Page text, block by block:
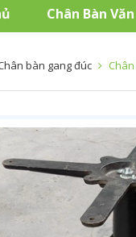
Chân Bàn
bàn gang đúc